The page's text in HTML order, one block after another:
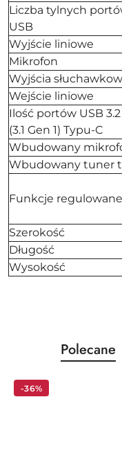
Liczba tylnych
USB
Wyjście liniowe
Mikrofon
Wyjścia
Wejście liniowe
Ilość portów USB 3.2
(3.1 Gen 1) Typu-C
Wbudowany
Wbudowany tuner
Funkcje regulowane
Szerokość
Długość
Wysokość
PomińProdukty
o
Polecane
-36%